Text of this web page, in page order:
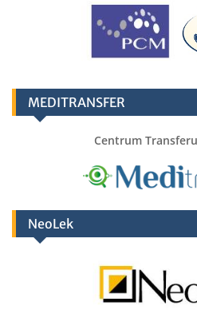
MEDITRANSFER
Centrum
NeoLek